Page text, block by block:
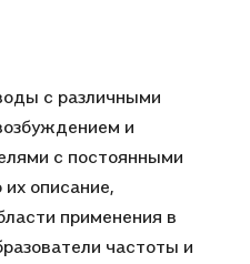
с различными
и
с постоянными
описание,
применения в
частоты и